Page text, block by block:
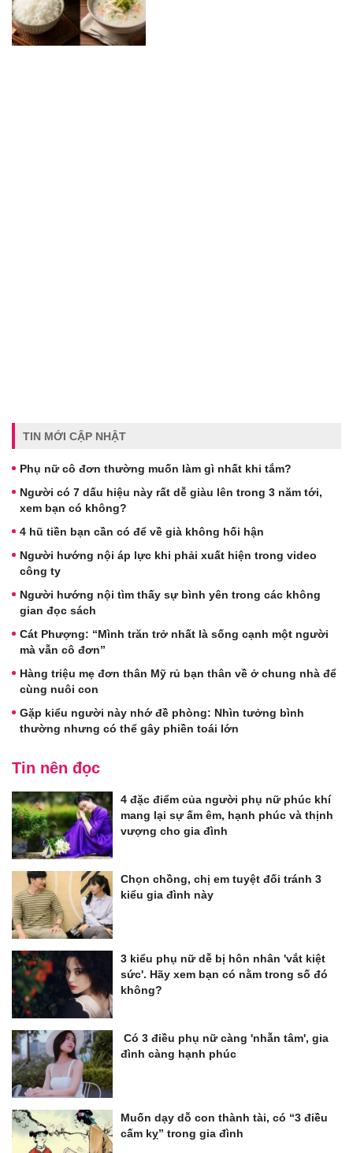
TIN MỚI CẬP NHẬT
Phụ nữ cô đơn thường muốn làm gì nhất khi tắm?
Người có 7 dấu hiệu này rất dễ giàu lên trong 3 năm tới,
xem bạn có không?
4 hũ tiền bạn cần có để về già không hối hận
Người hướng nội áp lực khi phải xuất hiện trong video
công ty
Người hướng nội tìm thấy sự bình yên trong các không
gian đọc sách
Cát Phượng: “Mình trăn trở nhất là sống cạnh một người
mà vẫn cô đơn”
Hàng triệu mẹ đơn thân Mỹ rủ bạn thân về ở chung nhà để
cùng nuôi con
Gặp kiểu người này nhớ đề phòng: Nhìn tưởng bình
thường nhưng có thể gây phiền toái lớn
Tin nên đọc
4 đặc điểm của người phụ nữ phúc khí
mang lại sự ấm êm, hạnh phúc và thịnh
vượng cho gia đình
Chọn chồng, chị em tuyệt đối tránh 3
kiểu gia đình này
3 kiểu phụ nữ dễ bị hôn nhân 'vắt kiệt
sức'. Hãy xem bạn có nằm trong số đó
không?
Có 3 điều phụ nữ càng 'nhẫn tâm', gia
đình càng hạnh phúc
Muốn dạy dỗ con thành tài, có “3 điều
cấm kỵ” trong gia đình